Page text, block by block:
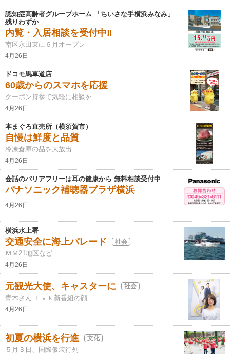
認知症高齢者グループホーム 「ちいさな手横浜みなみ」
残りわずか
内覧・入居相談を受付中‼
南区永田東に６月オープン
4月26日
ドコモ馬車道店
60歳からのスマホを応援
クーポン持参で気軽に相談を
4月26日
本まぐろ直売所（横須賀市）
自慢は鮮度と品質
冷凍倉庫の品を大放出
4月26日
会話のバリアフリーは耳の健康から 無料相談受付中
パナソニック補聴器プラザ横浜
4月26日
横浜水上署
交通安全に海上パレード 社会
ＭＭ21地区など
4月26日
元観光大使、キャスターに 社会
青木さん ｔｖｋ新番組の顔
4月26日
初夏の横浜を行進 文化
５月３日、国際仮装行列